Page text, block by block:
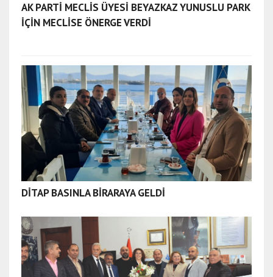
AK PARTİ MECLİS ÜYESİ BEYAZKAZ YUNUSLU PARK
İÇİN MECLİSE ÖNERGE VERDİ
DİTAP BASINLA BİRARAYA GELDİ